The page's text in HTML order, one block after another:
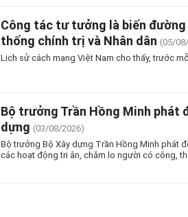
Công tác tư tưởng là biến
thống chính trị và Nhân dân (05/
Lịch sử cách mạng Việt Nam cho thấy, trước
Bộ trưởng Trần Hồng Minh phát
dựng (03/08/2026)
Bộ trưởng Bộ Xây dựng Trần Hồng Minh phát
các hoạt động tri ân, chăm lo người có công,